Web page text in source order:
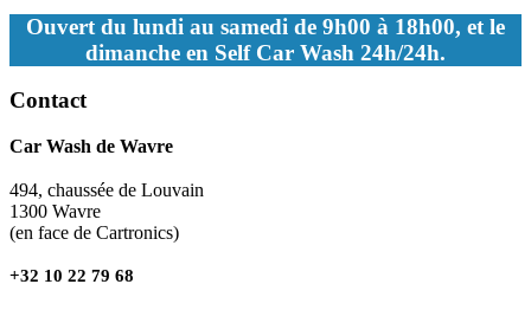
Ouvert du lundi au samedi de 9h00 à 18h00, et le
dimanche en Self Car Wash 24h/24h.
Contact
Car Wash de Wavre
494, chaussée de Louvain
1300 Wavre
(en face de Cartronics)
+32 10 22 79 68